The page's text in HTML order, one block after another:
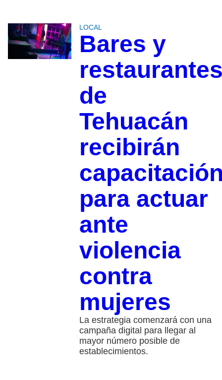
LOCAL
Bares y
de
Tehuacán
recibirán
para actuar
ante
violencia
contra
mujeres
La estrategia comenzará con una
campaña digital para llegar al
mayor número posible de
establecimientos.